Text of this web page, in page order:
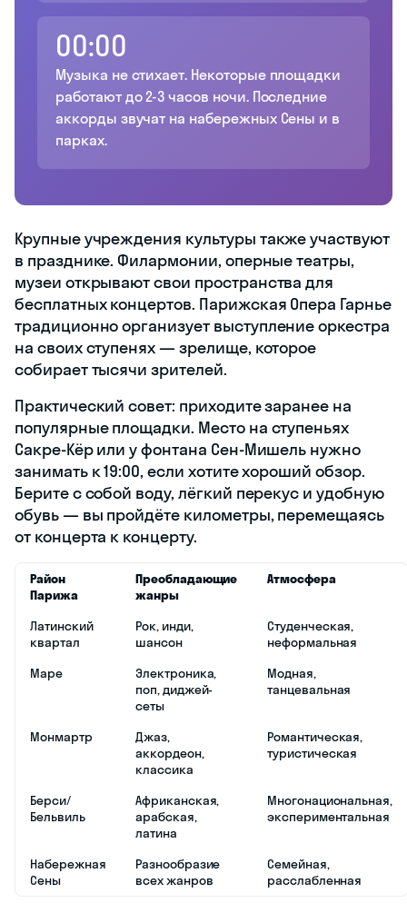
00:00
Музыка не стихает. Некоторые площадки
работают до 2-3 часов ночи. Последние
аккорды звучат на набережных Сены и в
парках.
Крупные учреждения культуры также участвуют
в празднике. Филармонии, оперные театры,
музеи открывают свои пространства для
бесплатных концертов. Парижская Опера Гарнье
традиционно организует выступление оркестра
на своих ступенях — зрелище, которое
собирает тысячи зрителей.
Практический совет: приходите заранее на
популярные площадки. Место на ступеньях
Сакре-Кёр или у фонтана Сен-Мишель нужно
занимать к 19:00, если хотите хороший обзор.
Берите с собой воду, лёгкий перекус и удобную
обувь — вы пройдёте километры, перемещаясь
от концерта к концерту.
Район
Парижа
Преобладающие
жанры
Атмосфера
Латинский
квартал
Рок, инди,
шансон
Студенческая,
неформальная
Маре
Электроника,
поп, диджей-
сеты
Модная,
танцевальная
Монмартр
Джаз,
аккордеон,
классика
Романтическая,
туристическая
Берси/
Бельвиль
Африканская,
арабская,
латина
Многонациональная,
экспериментальная
Набережная
Сены
Разнообразие
всех жанров
Семейная,
расслабленная